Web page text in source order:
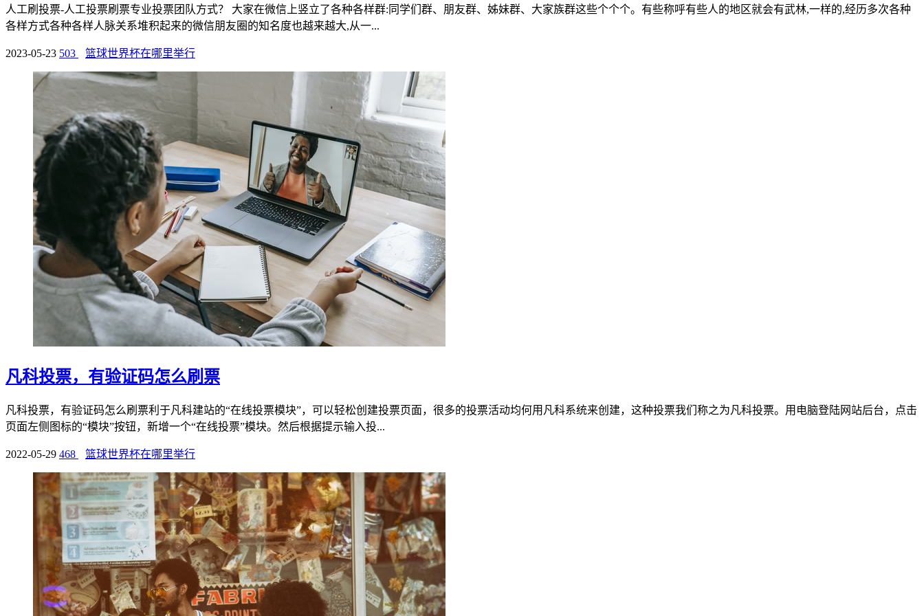
人工刷投票-人工投票刷票专业投票团队方式？ 大家在微信上竖立了各种各样群:同学们群、朋友群、姊妹群、大家族群这些个个个。有些称呼有些人的地区就会有武林,一样的,经历多次各种
各样方式各种各样人脉关系堆积起来的微信朋友圈的知名度也越来越大,从一...
2023-05-23 503 篮球世界杯在哪里举行
凡科投票，有验证码怎么刷票
凡科投票，有验证码怎么刷票利于凡科建站的“在线投票模块”，可以轻松创建投票页面，很多的投票活动均何用凡科系统来创建，这种投票我们称之为凡科投票。用电脑登陆网站后台，点击
页面左侧图标的“模块”按钮，新增一个“在线投票”模块。然后根据提示输入投...
2022-05-29 468 篮球世界杯在哪里举行